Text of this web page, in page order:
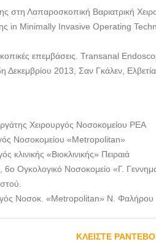
στη Λαπαροσκοπική Βαριατρική
in Minimally Invasive Operating
επεμβάσεις. Transanal
2013, Σαν Γκάλεν, Ελβετία.
Χειρουργός Νοσοκομείου ΡΕΑ
Νοσοκομείου «Μetropolitan»
κλινικής «Βιοκλινικής» Πειραιά
Ογκολογικό Νοσοκομείο «Γ.
Νοσοκ. «Μetropolitan» Ν. Φαλήρου
ΚΛΕΙΣΤΕ